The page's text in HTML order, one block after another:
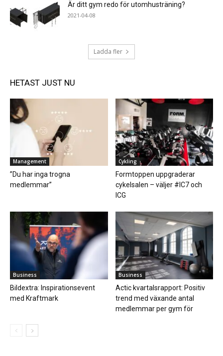
Är ditt gym redo för utomhusträning?
2021-04-08
Ladda fler
HETAST JUST NU
Management
”Du har inga trogna
medlemmar”
Cykling
Formtoppen uppgraderar
cykelsalen – väljer #IC7 och
ICG
Business
Bildextra: Inspirationsevent
med Kraftmark
Business
Actic kvartalsrapport: Positiv
trend med växande antal
medlemmar per gym för